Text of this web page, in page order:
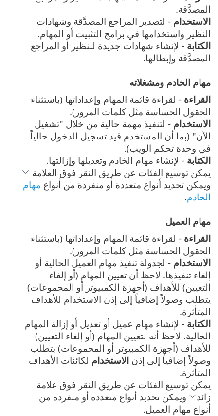
المصدَّقة.
الاستخدام - لتصدير المراجع المصدَّقة وشهادات
النظير واستخدامها في برامج التثبيت أو المهام.
الكتابة - لإنشاء شهادات جديدة للنظير أو المراجع
المصدَّقة وإبطالها.
مهام الخادم ومشغلاته
القراءة - لقراءة قائمة المهام وإعداداتها (باستثناء
الحقول الحساسة مثل كلمات المرور).
الاستخدام - لتنفيذ مهمة حالية من خلال "تشغيل
الآن" (بما أن المستخدم قيد تسجيل الدخول حالياً
في وحدة تحكم الويب).
الكتابة - لإنشاء مهام الخادم وتعديلها وإزالتها.
يمكن توسيع الفئات عن طريق النقر فوق العلامة
ويمكن تحديد أنواع متعددة أو منفردة من أنواع مهام
الخادم.
مهام العميل
القراءة - لقراءة قائمة المهام وإعداداتها (باستثناء
الحقول الحساسة مثل كلمات المرور).
الاستخدام - لجدولة تنفيذ مهام العميل الحالية أو
إلغاء تنفيذها. لاحظ أن تعيين المهام (أو إلغاء
التعيين) للأهداف (أجهزة الكمبيوتر أو المجموعات)
يتطلب وصولاً إضافياً إلى إذن الاستخدام للأهداف
المتأثرة.
الكتابة - لإنشاء مهام عميل أو تعديل أو إزالة المهام
الحالية. لاحظ أنه لتعيين المهام (أو إلغاء التعيين)
للأهداف (أجهزة الكمبيوتر أو المجموعات) يتطلب
وصولاً إضافياً إلى إذن الاستخدام لكائنات الأهداف
المتأثرة.
يمكن توسيع الفئات عن طريق النقر فوق علامة
زائد
ويمكن تحديد أنواع متعددة أو منفردة من
أنواع مهام العميل.